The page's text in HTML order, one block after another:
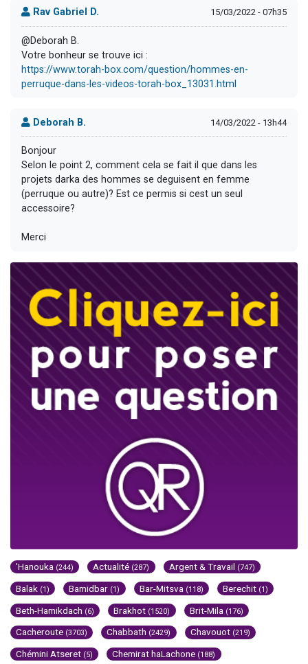
Rav Gabriel D. 15/03/2022 - 07h35
@Deborah B.
Votre bonheur se trouve ici :
https://www.torah-box.com/question/hommes-en-
perruque-dans-les-videos-torah-box_13031.html
Deborah B. 14/03/2022 - 13h44
Bonjour
Selon le point 2, comment cela se fait il que dans les
projets darka des hommes se deguisent en femme
(perruque ou autre)? Est ce permis si cest un seul
accessoire?
Merci
'Hanouka (244) Actualité (287) Argent & Travail (747)
Balak (1) Bamidbar (1) Bar-Mitsva (118) Berechit (1)
Beth-Hamikdach (6) Brakhot (1520) Brit-Mila (176)
Cacheroute (3703) Chabbath (2429) Chavouot (219)
Chémini Atseret (5) Chemirat haLachone (188)